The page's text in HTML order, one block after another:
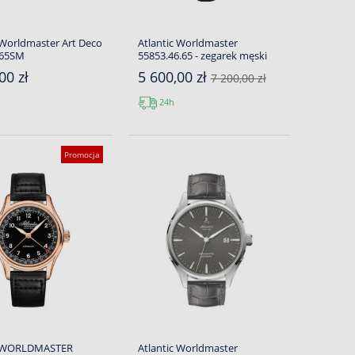
Art Deco
zł
Atlantic Worldmaster
55853.46.65 - zegarek męski
5 600,00 zł7 200,00 zł
24h
Promocja
Atlantic Worldmaster